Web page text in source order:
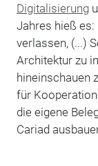
Digitalisierung
Jahres hieß es:
verlassen, (...)
Architektur zu
hineinschauen
für
die eigene
Cariad